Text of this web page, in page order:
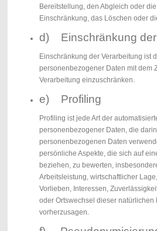
Bereitstellung, den Abgleich oder
Einschränkung, das Löschen oder
d) Einschränkung der
Einschränkung der Verarbeitung ist
personenbezogener Daten mit dem
Verarbeitung einzuschränken.
e) Profiling
Profiling ist jede Art der
personenbezogener Daten, die
personenbezogenen Daten
persönliche Aspekte, die sich auf
beziehen, zu bewerten,
Arbeitsleistung, wirtschaftlicher
Vorlieben, Interessen,
oder Ortswechsel dieser
vorherzusagen.